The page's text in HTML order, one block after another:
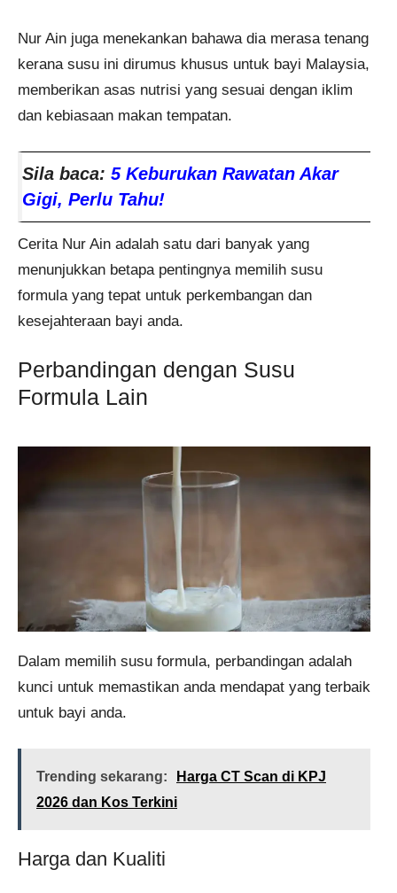
Nur Ain juga menekankan bahawa dia merasa tenang
kerana susu ini dirumus khusus untuk bayi Malaysia,
memberikan asas nutrisi yang sesuai dengan iklim
dan kebiasaan makan tempatan.
Sila baca: 5 Keburukan Rawatan Akar
Gigi, Perlu Tahu!
Cerita Nur Ain adalah satu dari banyak yang
menunjukkan betapa pentingnya memilih susu
formula yang tepat untuk perkembangan dan
kesejahteraan bayi anda.
Perbandingan dengan Susu
Formula Lain
Dalam memilih susu formula, perbandingan adalah
kunci untuk memastikan anda mendapat yang terbaik
untuk bayi anda.
Trending sekarang:
Harga CT Scan di KPJ
2026 dan Kos Terkini
Harga dan Kualiti